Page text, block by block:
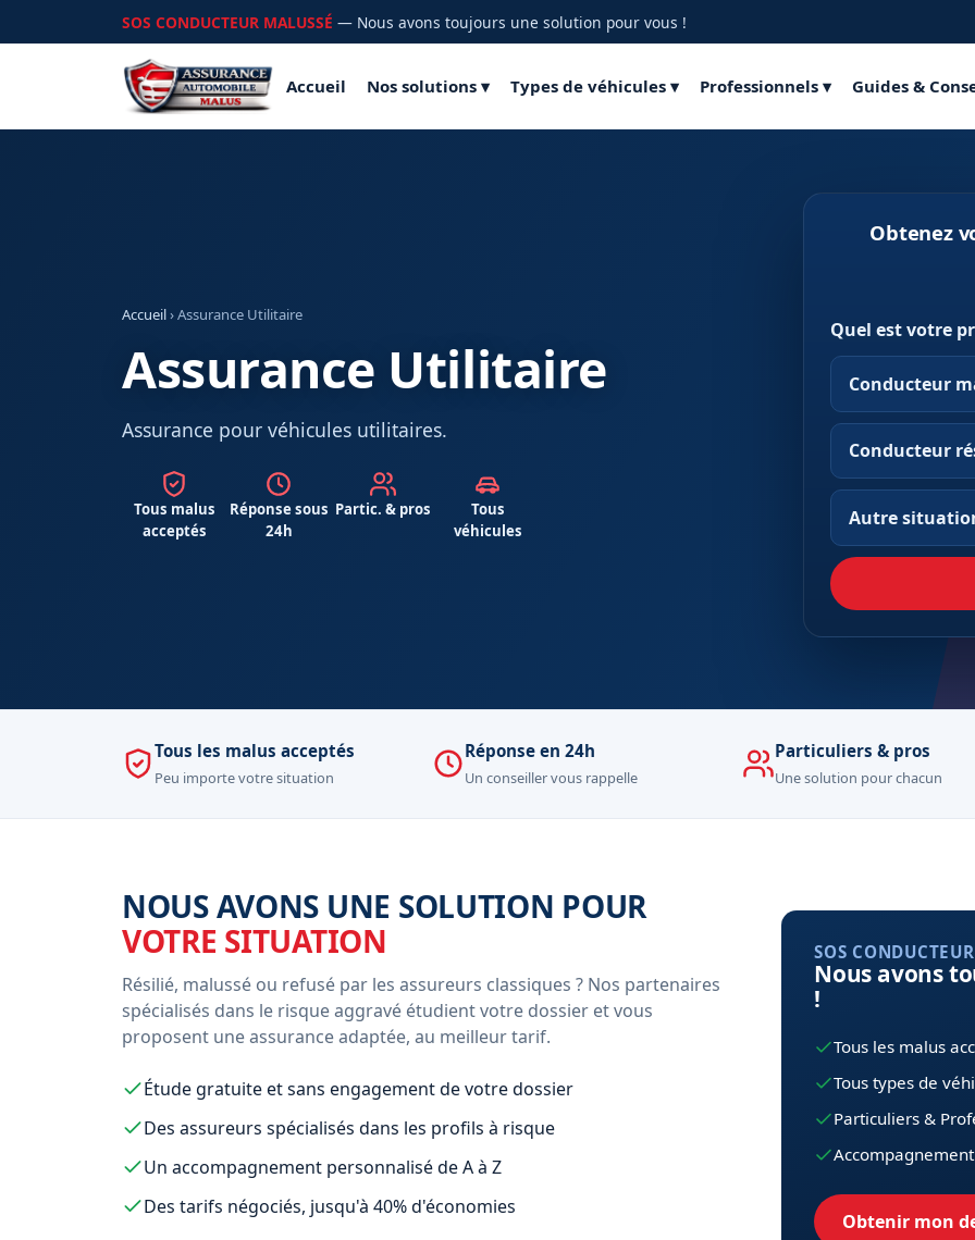
SOS CONDUCTEUR MALUSSÉ — Nous avons toujours une solution pour vous !
Accueil Nos solutions ▾ Types de véhicules ▾ Professionnels ▾ Guides &
Accueil› Assurance Utilitaire
Assurance Utilitaire
Assurance pour véhicules utilitaires.
Tous malus
acceptés
Réponse sous
24h
Partic. & pros
Tous
véhicules
Obtenez
Quel est votre
Conducteur
Conducteur
Autre
Tous les malus acceptés
Peu importe votre situation
Réponse en 24h
Un conseiller vous rappelle
Particuliers & pros
Une solution pour chacun
NOUS AVONS UNE SOLUTION POUR
VOTRE SITUATION
Résilié, malussé ou refusé par les assureurs classiques ? Nos partenaires
spécialisés dans le risque aggravé étudient votre dossier et vous
proposent une assurance adaptée, au meilleur tarif.
Étude gratuite et sans engagement de votre dossier
Des assureurs spécialisés dans les profils à risque
Un accompagnement personnalisé de A à Z
Des tarifs négociés, jusqu'à 40% d'économies
SOS
Nous avons
!
Tous les malus
Tous types de
Particuliers &
Obtenir mon